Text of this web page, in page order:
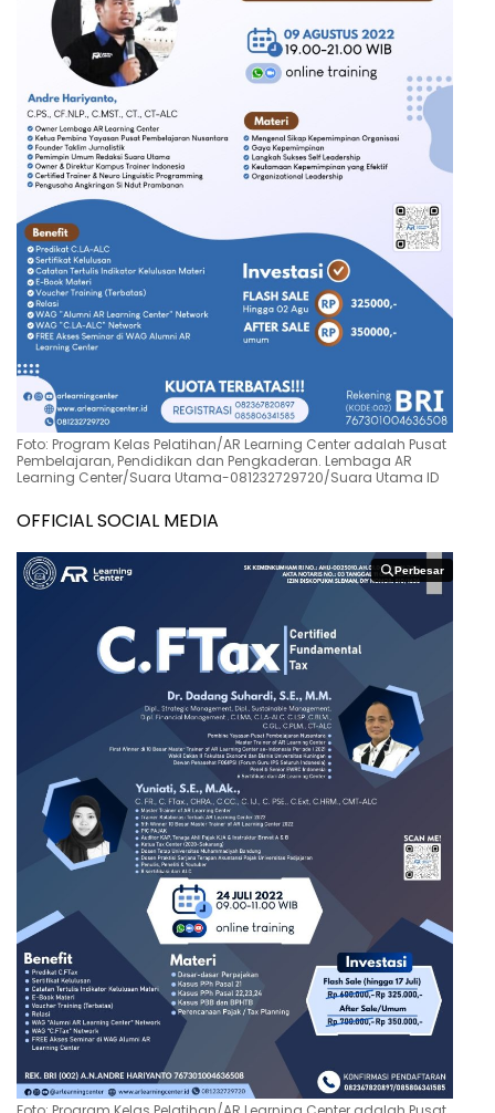
Foto: Program Kelas Pelatihan/AR Learning Center adalah Pusat
Pembelajaran, Pendidikan dan Pengkaderan. Lembaga AR
Learning Center/Suara Utama-081232729720/Suara Utama ID
OFFICIAL SOCIAL MEDIA
Perbesar
Perbesar